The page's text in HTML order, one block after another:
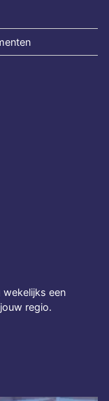
wekelijks een
regio.